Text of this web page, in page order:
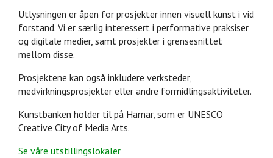
Utlysningen er åpen for prosjekter innen visuell kunst i vid
forstand. Vi er særlig interessert i performative praksiser
og digitale medier, samt prosjekter i grensesnittet
mellom disse.
Prosjektene kan også inkludere verksteder,
medvirkningsprosjekter eller andre formidlingsaktiviteter.
Kunstbanken holder til på Hamar, som er UNESCO
Creative City of Media Arts.
Se våre utstillingslokaler